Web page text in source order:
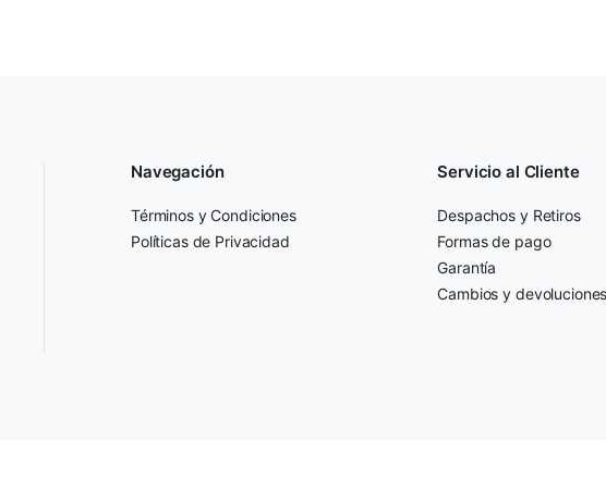
Navegación
Términos y Condiciones
Políticas de Privacidad
Servicio al Cliente
Despachos y Retiros
Formas de pago
Garantía
Cambios y